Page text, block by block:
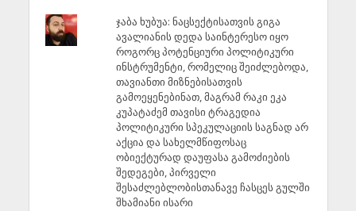
ჯაბა ხუბუა: ნაცსექტისათვის გიგა
ავალიანის დედა საინტერესო იყო
როგორც პოტენციური პოლიტიკური
ინსტრუმენტი, რომელიც შეიძლებოდა,
თავიანთი მიზნებისათვის
გამოეყენებინათ, მაგრამ რაკი ეკა
კუპატაძემ თავისი ტრაგედია
პოლიტიკური სპეკულაციის საგნად არ
აქცია და სახელმწიფოსაც
ობიექტურად დაუფასა გამოძიების
შედეგები, პირველი
შესაძლებლობისთანავე ჩასცეს გულში
შხამიანი ისარი